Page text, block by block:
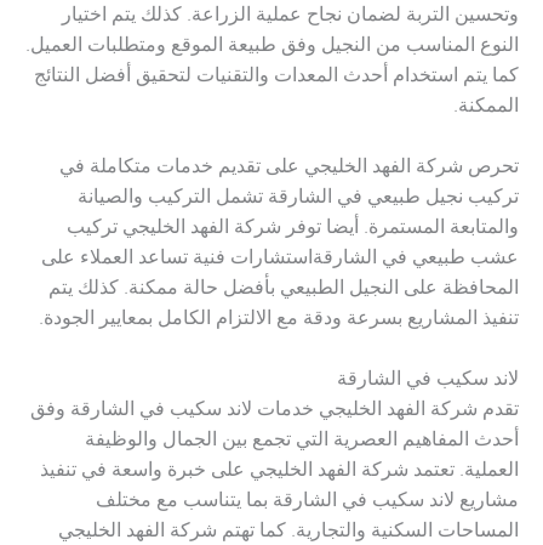
وتحسين التربة لضمان نجاح عملية الزراعة. كذلك يتم اختيار
النوع المناسب من النجيل وفق طبيعة الموقع ومتطلبات العميل.
كما يتم استخدام أحدث المعدات والتقنيات لتحقيق أفضل النتائج
الممكنة.
تحرص شركة الفهد الخليجي على تقديم خدمات متكاملة في
تركيب نجيل طبيعي في الشارقة تشمل التركيب والصيانة
والمتابعة المستمرة. أيضا توفر شركة الفهد الخليجي تركيب
عشب طبيعي في الشارقةاستشارات فنية تساعد العملاء على
المحافظة على النجيل الطبيعي بأفضل حالة ممكنة. كذلك يتم
تنفيذ المشاريع بسرعة ودقة مع الالتزام الكامل بمعايير الجودة.
لاند سكيب في الشارقة
تقدم شركة الفهد الخليجي خدمات لاند سكيب في الشارقة وفق
أحدث المفاهيم العصرية التي تجمع بين الجمال والوظيفة
العملية. تعتمد شركة الفهد الخليجي على خبرة واسعة في تنفيذ
مشاريع لاند سكيب في الشارقة بما يتناسب مع مختلف
المساحات السكنية والتجارية. كما تهتم شركة الفهد الخليجي